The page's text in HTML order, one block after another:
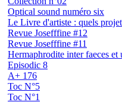
Optical sound numéro six
Le Livre d'artiste : quels
Revue Josefffine #12
Revue Josefffine #11
Hermaphrodite inter faeces et
Episodic 8
A+ 176
Toc N°5
Toc N°1